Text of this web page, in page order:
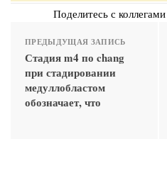
Поделитесь с
ПРЕДЫДУЩАЯ ЗАПИСЬ
Стадия m4 по chang
при стадировании
медуллобластом
обозначает, что